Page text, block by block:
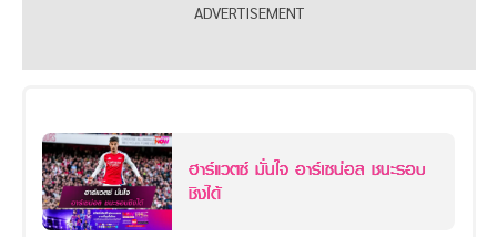
ฮาร์แวตซ์ มั่นใจ อาร์เซน่อล ชนะรอบ
ชิงได้